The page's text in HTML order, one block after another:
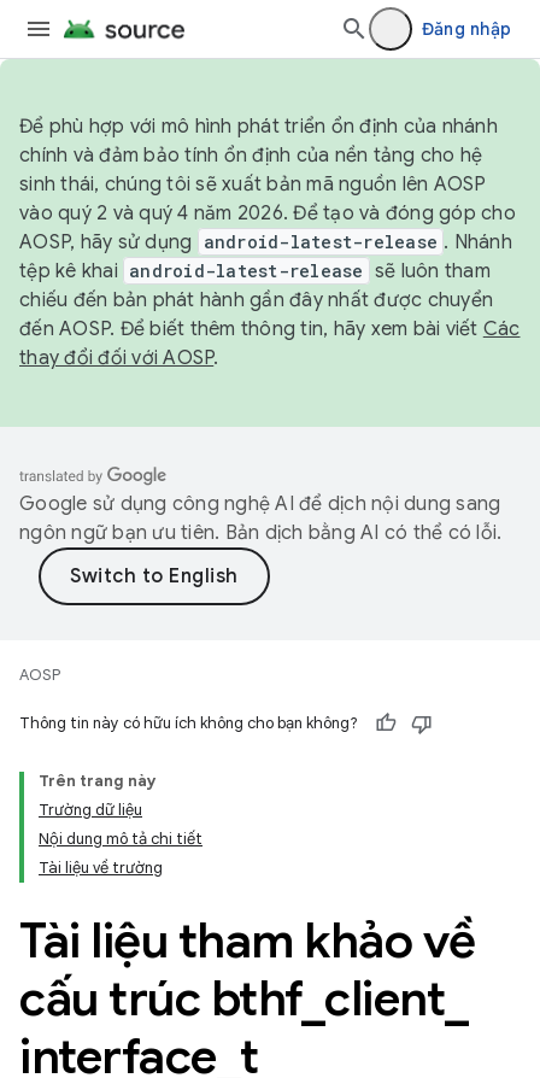
Đăng nhập
Để phù hợp với mô hình phát triển ổn định của nhánh
chính và đảm bảo tính ổn định của nền tảng cho hệ
sinh thái, chúng tôi sẽ xuất bản mã nguồn lên AOSP
vào quý 2 và quý 4 năm 2026. Để tạo và đóng góp cho
AOSP, hãy sử dụng
android-latest-release . Nhánh
tệp kê khai android-latest-release sẽ luôn tham
chiếu đến bản phát hành gần đây nhất được chuyển
đến AOSP. Để biết thêm thông tin, hãy xem bài viết Các
thay đổi đối với AOSP.
Google sử dụng công nghệ AI để dịch nội dung sang
ngôn ngữ bạn ưu tiên. Bản dịch bằng AI có thể có lỗi.
AOSP
Thông tin này có hữu ích không cho bạn không?
Trên trang này
Trường dữ liệu
Nội dung mô tả chi tiết
Tài liệu về trường
Tài liệu tham khảo về
cấu trúc bthf_ client
interface t